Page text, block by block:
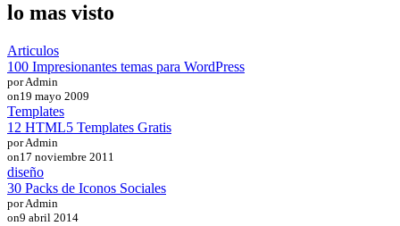
lo mas visto
Articulos
100 Impresionantes temas para WordPress
por Admin
on19 mayo 2009
Templates
12 HTML5 Templates Gratis
por Admin
on17 noviembre 2011
diseño
30 Packs de Iconos Sociales
por Admin
on9 abril 2014